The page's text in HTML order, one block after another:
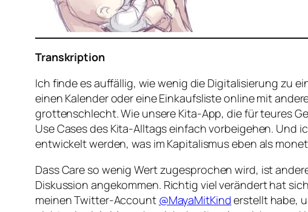
Transkription
Ich finde es auffällig, wie wenig die Digitalisierung zu
einen Kalender oder eine Einkaufsliste online mit
grottenschlecht. Wie unsere Kita-App, die für teures
Use Cases des Kita-Alltags einfach vorbeigehen. Und
entwickelt werden, was im Kapitalismus eben als
Dass Care so wenig Wert zugesprochen wird, ist
Diskussion angekommen. Richtig viel verändert hat
meinen Twitter-Account @MayaMitKinderstellt habe,